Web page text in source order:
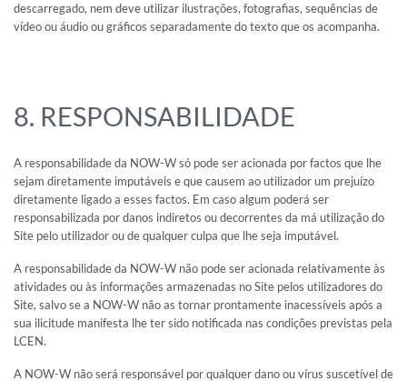
descarregado, nem deve utilizar ilustrações, fotografias, sequências de
vídeo ou áudio ou gráficos separadamente do texto que os acompanha.
8. RESPONSABILIDADE
A responsabilidade da NOW-W só pode ser acionada por factos que lhe
sejam diretamente imputáveis e que causem ao utilizador um prejuízo
diretamente ligado a esses factos. Em caso algum poderá ser
responsabilizada por danos indiretos ou decorrentes da má utilização do
Site pelo utilizador ou de qualquer culpa que lhe seja imputável.
A responsabilidade da NOW-W não pode ser acionada relativamente às
atividades ou às informações armazenadas no Site pelos utilizadores do
Site, salvo se a NOW-W não as tornar prontamente inacessíveis após a
sua ilicitude manifesta lhe ter sido notificada nas condições previstas pela
LCEN.
A NOW-W não será responsável por qualquer dano ou vírus suscetível de